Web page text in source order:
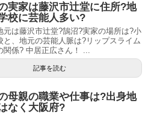
実家は藤沢市辻堂に住所?地
校に芸能人多い?
元は藤沢市辻堂?鵠沼?実家の場所は?小
と、地元の芸能人脈は?リップスライム
関係? 中居正広さん！ ...
記事を読む
母親の職業や仕事は?出身地
なく大阪府?